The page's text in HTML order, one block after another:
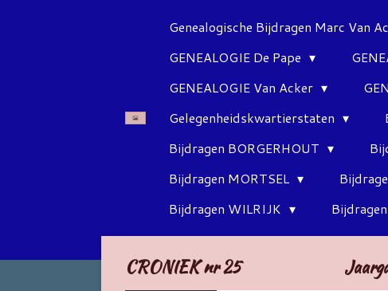
Genealogische Bijdragen Marc Van
GENEALOGIE De Pape
GENEALOGIE Van Acker
Gelegenheidskwartierstaten
Bijdragen BORGERHOUT
Bijdragen MORTSEL
Bijdragen WILRIJK
CRONIEK nr 25